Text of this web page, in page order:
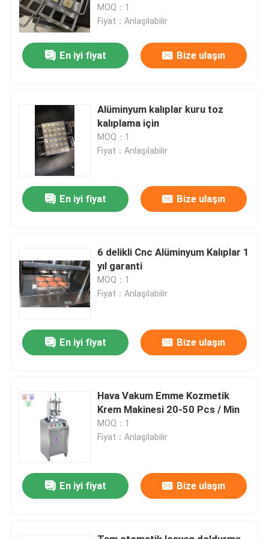
MOQ：1
Fiyat：Anlaşılabilir
En iyi fiyat Bize ulaşın
Alüminyum kalıplar kuru toz
kalıplama için
MOQ：1
Fiyat：Anlaşılabilir
En iyi fiyat Bize ulaşın
6 delikli Cnc Alüminyum Kalıplar 1
yıl garanti
MOQ：1
Fiyat：Anlaşılabilir
En iyi fiyat Bize ulaşın
Hava Vakum Emme Kozmetik
Krem Makinesi 20-50 Pcs / Min
MOQ：1
Fiyat：Anlaşılabilir
En iyi fiyat Bize ulaşın